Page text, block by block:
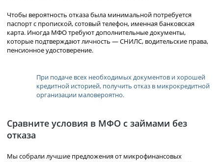
Чтобы вероятность отказа была минимальной потребуется
паспорт с пропиской, сотовый телефон, именная банковская
карта. Иногда МФО требуют дополнительные документы,
которые подтверждают личность — СНИЛС, водительские права,
пенсионное удостоверение.
При подаче всех необходимых документов и хорошей
кредитной историей, получить отказ в микрокредитной
организации маловероятно.
Сравните условия в МФО с займами без
отказа
Мы собрали лучшие предложения от микрофинансовых